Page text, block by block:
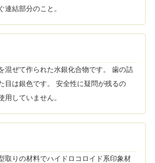
連結部分のこと。
混ぜて作られた水銀化合物です。 歯の詰
目は銀色です。 安全性に疑問が残るの
用していません。
取りの材料でハイドロコロイド系印象材